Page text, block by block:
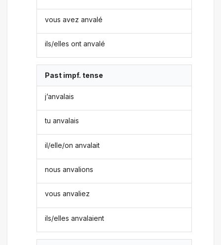
vous avez anvalé
ils/elles ont anvalé
Past impf. tense
j’anvalais
tu anvalais
il/elle/on anvalait
nous anvalions
vous anvaliez
ils/elles anvalaient